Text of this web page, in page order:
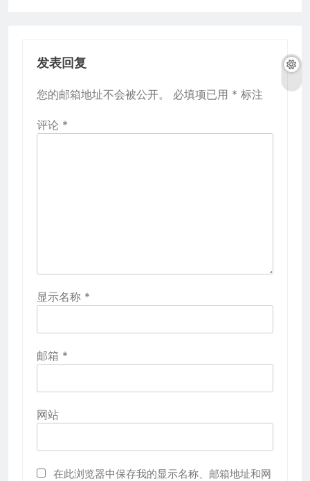
发表回复
您的邮箱地址不会被公开。 必填项已用 * 标注
评论 *
显示名称 *
邮箱 *
网站
在此浏览器中保存我的显示名称、邮箱地址和网